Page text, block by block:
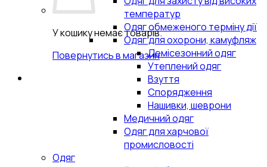
У кошику немає товарів.
Повернутись в магазин
температур
Одяг обмеженого терміну дії
Одяг для охорони, камуфляж
Демісезонний одяг
Утеплений одяг
Взуття
Спорядження
Нашивки, шеврони
Медичний одяг
Одяг для харчової
промисловості
Одяг